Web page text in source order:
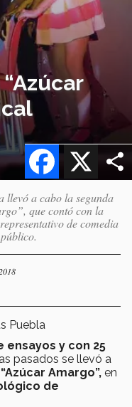
X
Facebook
llevó a cabo la segunda
que contó con la
de comedia
Puebla
ensayos y con 25
pasados se llevó a
“Azúcar Amargo”, en
de